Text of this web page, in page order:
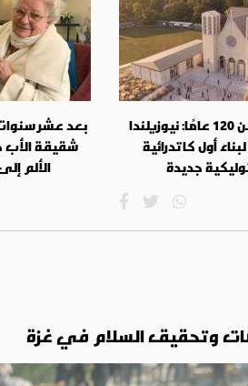
بعد أكثر من 120 عامًا: نيوزيلندا
أول كاتدرائية
جديدة
بعد عشر
شقيقة
الألم
وتحقيق السلام في غزة